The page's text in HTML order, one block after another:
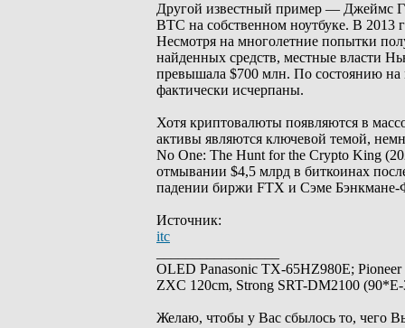
Другой известный пример — Джеймс
BTC на собственном ноутбуке. В 2013
Несмотря на многолетние попытки
найденных средств, местные власти
превышала $700 млн. По состоянию на
фактически исчерпаны.
Хотя криптовалюты появляются в
активы являются ключевой темой,
No One: The Hunt for the Crypto King
отмывании $4,5 млрд в биткоинах
падении биржи FTX и Сэме Бэнкмане-
Источник:
itc
OLED Panasonic TX-65HZ980E;
ZXC 120cm, Strong SRT-DM2100
Желаю, чтобы у Вас сбылось то, чего